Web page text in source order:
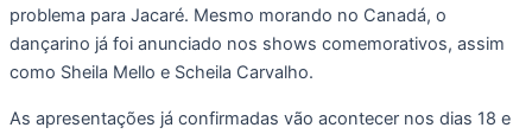
problema para Jacaré. Mesmo morando no Canadá, o
dançarino já foi anunciado nos shows comemorativos, assim
como Sheila Mello e Scheila Carvalho.
As apresentações já confirmadas vão acontecer nos dias 18 e